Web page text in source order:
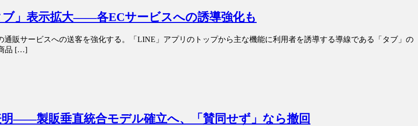
」表示拡大――各ECサービスへの誘導強化も
販サービスへの送客を強化する。「LINE」アプリのトップから主な機能に利用者を誘導する導線である「タブ」の
品 […]
――製販垂直統合モデル確立へ、「賛同せず」なら撤回